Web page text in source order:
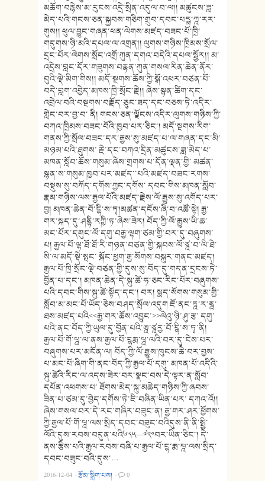
མཆོག་བརྙེས་མ་རུངས་འདྲེ་སྲིན་འདུལ་བ་ལ།། མཚུངས་ཟླ་
མེད་པའི་གངས་ཅན་སྐྱབས་གཅིག་གྲུབ་དབང་པདྨ་ཀྰ་རར་
གུས།། ཕུལ་བྱུང་གཞན་ཕན་ལེགས་མཛད་བཟང་པོ་ཁྲི་
གདུགས་ཉི་མའི་དཔལ་ལ་འགྲན།། ལུགས་གཉིས་ཁྲིམས་སྲོལ་
དྲང་པོར་ལེགས་སྲོང་འགྲོ་ཀུན་དགའ་བདེའི་དཔལ་སྦྱོར།། མ་
འདྲེས་བླང་དོར་གཟུགས་བརྙན་ཀུན་གསལ་རིན་ཆེན་ནོར་
བུའི་ལྡེ་མིག་གིས།། མདོ་སྔགས་ཆོས་ཀྱི་སྒོ་འཕར་བཙན་པོ་
བདེ་བླག་འབྱེད་མཁས་ཁྲི་སྲོང་རྗེ།། ཞེས་སྙན་ཚིག་དང་
འབྲེལ་བའི་བསྔགས་བརྗོད་ཅུང་ཟད་དང་བཅས་ཏེ་འདིར་
གླེང་བར་བྱ་བ་ ནི། གངས་ཅན་ལྗོངས་འདིར་ལུགས་གཉིས་ཀྱི་
བཀའ་ཁྲིམས་བཟང་བོའི་ཁྱབ་པར་ཅིང་། མདོ་སྔགས་རིག་
གནས་ཀྱི་སྲོལ་བཟང་དར་རྒྱས་སུ་མཛད་པ་ལ་གཞན་དང་མི་
མཉམ་པའི་ཐུགས་ རྗེ་དང་བཀའ་དྲིན་མཚུངས་ཟླ་མེད་པ་
མཁན་སློབ་ཆོས་གསུམ་ཞེས་གྲགས་པ་དོན་ལྡན་གྱི་ མཚན་
སྙན་ས་གསུམ་ཁྱབ་པར་མཛད་་པའི་མཛད་བཟང་རགས་
བསྡུས་སུ་བཀོད་དགོས་ཀྱང་དགོས་ དབང་གིས་མཁན་སློབ་
རྣམ་གཉིས་ལས་རྒྱལ་པོའི་མཛད་རྗེས་ལོ་རྒྱུས་སུ་འགོད་པར་
བྱ། མཁན་ཆེན་བོ་ངྷི་ས་ཏྭ།མཚན་དངོས་ཞི་བ་འཚོ་སྟེ། རྒྱ་
གར་སྐད་དུ་ཤནྟི་རཀྵི་ཏ་ཞེས་ཟེར། བོད་ཀྱི་ལོ་རྒྱུས་ཡི་ཆ་
མང་པོར་དགུང་ལོ་དགུ་བརྒྱ་ལྷག་ཙམ་གྱི་བར་དུ་བཞུགས་
པ། རྒྱལ་པོ་ལྷ་ཐོ་ཐོ་རི་གཉན་བཙན་གྱི་སྐབས་ལོ་ཙྰ་བ་ལི་ཐེ་
སི་ལ་མདོ་སྡེ་སྤང་ སྐོང་ཕྱག་རྒྱ་སོགས་བསྐུར་གནང་མཛད།
རྒྱལ་པོ་ཁྲི་སྲོང་ལྡེ་བཙན་གྱི་དུས་སུ་བོད་དུ་གདན་དྲངས་ཏེ་
བྱོན་པ་དང་། མཁན་ཆེན་དེ་སྐུ་ཚེ་ཧ་ཅང་རིང་པོར་བཞུགས་
པའི་དབང་གིས་སྐུ་ཚེ་སྟོད་དང་། བར། སྨད་སོགས་གསུམ་གྱི་
སློབ་མ་མང་པོ་ཡོད་ཅེས་བཤད་སྲོལ་འདུག ཇོ་ནང་ཏྰ་ར་ནྰ་
ཐས་མཛད་པའི<<རྒྱ་གར་ཆོས་འབྱུང་>>ལེའུ་ཉི་ཤུ་རྩ་ དགུ་
པའི་ནང་བོད་ཀྱི་ཡུལ་དུ་བྱོན་པའི་ཨྰ་ཙྰརྱ་བོ་ངྷི་ས་ཏྭ་ནི།
རྒྱལ་པོ་གོ་པྰ་ལ་ནས་རྒྱལ་པོ་ངྷརྨ་པྰ་ལའི་བར་དུ་ངེས་པར་
བཞུགས་པར་མངོན་ལ། བོད་ཀྱི་ལོ་རྒྱུས་ཁུངས་ཆེ་བར་བྱས་
པ་མང་པོ་ཞིག་གི་ནང་བོད་ཀྱི་རྒྱལ་པོ་དགུ་ མཁན་པོ་འདིའི་
སྐུ་ཚེའི་རིང་ལ་འདས་ཟེར་བར་སྣང་བས་དེ་ལྟར་ན་སློབ་
དཔོན་འཕགས་པ་ ཐོགས་མེད་སྐུ་མཆེད་གཉིས་ཀྱི་ཞབས་
ཟིན་པ་ཙམ་དུ་བྱེད་དགོས་ཏེ་ཇི་བཞིན་ཡིན་པར་ དཀའ་འོ།།
ཞེས་གསལ་བར་དེ་རང་གཞིར་བཟུང་ན། རྒྱ་གར་ཤར་ཕྱོགས་
ཀྱི་རྒྱལ་པོ་གོ་པྰ་ལས་སྲིད་དབང་བཟུང་བའིདུས་ནི་ནི་སྤྱི་
ལོའི་དུས་རབས་བདུན་པའི༦༨༥—༧༢༠བར་ཡིན་ཅིང་། དེ་
ནས་རྩིས་པའི་རྒྱལ་རབས་བཞི་པ་རྒྱལ་པོ་ངྷ་རྨ་པྰ་ལས་སྲིད་
དབང་བཟུང་བའི་དུས་…
2016-12-04 ·རྩོམ་སྒྲིག་པས། · 0